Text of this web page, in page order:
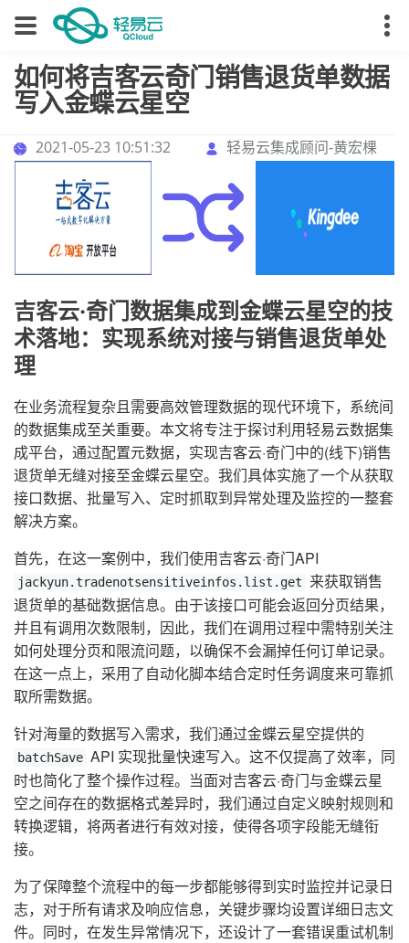
如何将吉客云奇门销售退货单数据
写入金蝶云星空
2021-05-23 10:51:32 轻易云集成顾问-黄宏棵
吉客云·奇门数据集成到金蝶云星空的技
术落地：实现系统对接与销售退货单处
理
在业务流程复杂且需要高效管理数据的现代环境下，系统间
的数据集成至关重要。本文将专注于探讨利用轻易云数据集
成平台，通过配置元数据，实现吉客云·奇门中的(线下)销售
退货单无缝对接至金蝶云星空。我们具体实施了一个从获取
接口数据、批量写入、定时抓取到异常处理及监控的一整套
解决方案。
首先，在这一案例中，我们使用吉客云·奇门API
jackyun.tradenotsensitiveinfos.list.get
来获取销售
退货单的基础数据信息。由于该接口可能会返回分页结果，
并且有调用次数限制，因此，我们在调用过程中需特别关注
如何处理分页和限流问题，以确保不会漏掉任何订单记录。
在这一点上，采用了自动化脚本结合定时任务调度来可靠抓
取所需数据。
针对海量的数据写入需求，我们通过金蝶云星空提供的
batchSave API 实现批量快速写入。这不仅提高了效率，同
时也简化了整个操作过程。当面对吉客云·奇门与金蝶云星
空之间存在的数据格式差异时，我们通过自定义映射规则和
转换逻辑，将两者进行有效对接，使得各项字段能无缝衔
接。
为了保障整个流程中的每一步都能够得到实时监控并记录日
志，对于所有请求及响应信息，关键步骤均设置详细日志文
件。同时，在发生异常情况下，还设计了一套错误重试机制